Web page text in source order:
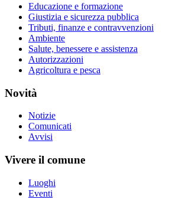
Educazione e formazione
Giustizia e sicurezza pubblica
Tributi, finanze e contravvenzioni
Ambiente
Salute, benessere e assistenza
Autorizzazioni
Agricoltura e pesca
Novità
Notizie
Comunicati
Avvisi
Vivere il comune
Luoghi
Eventi